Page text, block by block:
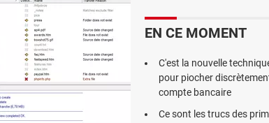
EN CE MOMENT
C'est la nouvelle
pour piocher
compte bancaire
Ce sont les trucs des